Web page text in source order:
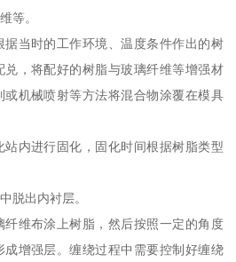
等。
当时的工作环境、温度条件作出的树
兑，将配好的树脂与玻璃纤维等增强材
机械喷射等方法将混合物涂覆在模具
站内进行固化，固化时间根据树脂类型
脱出内衬层。
维布涂上树脂，然后按照一定的角度
增强层。缠绕过程中需要控制好缠绕